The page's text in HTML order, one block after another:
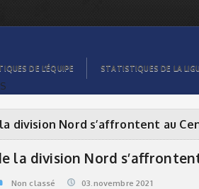
DE L’ÉQUIPE STATISTIQUES DE LA
division Nord s’affrontent au
la division Nord
Non classé 03.novembre 2021